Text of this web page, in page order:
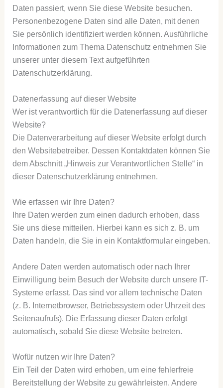
Daten passiert, wenn Sie diese Website besuchen.
Personenbezogene Daten sind alle Daten, mit denen
Sie persönlich identifiziert werden können. Ausführliche
Informationen zum Thema Datenschutz entnehmen Sie
unserer unter diesem Text aufgeführten
Datenschutzerklärung.
Datenerfassung auf dieser Website
Wer ist verantwortlich für die Datenerfassung auf dieser
Website?
Die Datenverarbeitung auf dieser Website erfolgt durch
den Websitebetreiber. Dessen Kontaktdaten können Sie
dem Abschnitt „Hinweis zur Verantwortlichen Stelle“ in
dieser Datenschutzerklärung entnehmen.
Wie erfassen wir Ihre Daten?
Ihre Daten werden zum einen dadurch erhoben, dass
Sie uns diese mitteilen. Hierbei kann es sich z. B. um
Daten handeln, die Sie in ein Kontaktformular eingeben.
Andere Daten werden automatisch oder nach Ihrer
Einwilligung beim Besuch der Website durch unsere IT-
Systeme erfasst. Das sind vor allem technische Daten
(z. B. Internetbrowser, Betriebssystem oder Uhrzeit des
Seitenaufrufs). Die Erfassung dieser Daten erfolgt
automatisch, sobald Sie diese Website betreten.
Wofür nutzen wir Ihre Daten?
Ein Teil der Daten wird erhoben, um eine fehlerfreie
Bereitstellung der Website zu gewährleisten. Andere